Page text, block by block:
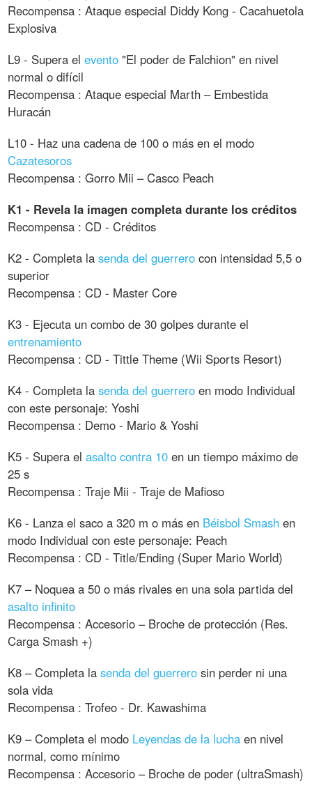
Recompensa : Ataque especial Diddy Kong - Cacahuetola
Explosiva
L9 - Supera elevento "El poder de Falchion" en nivel
normal o difícil
Recompensa : Ataque especial Marth – Embestida
Huracán
L10 - Haz una cadena de 100 o más en el modo
Cazatesoros
Recompensa : Gorro Mii – Casco Peach
K1 - Revela la imagen completa durante los créditos
Recompensa : CD - Créditos
K2 - Completa lasenda del guerrero con intensidad 5,5 o
superior
Recompensa : CD - Master Core
K3 - Ejecuta un combo de 30 golpes durante el
entrenamiento
Recompensa : CD - Tittle Theme (Wii Sports Resort)
K4 - Completa lasenda del guerrero en modo Individual
con este personaje: Yoshi
Recompensa : Demo - Mario & Yoshi
K5 - Supera elasalto contra 10 en un tiempo máximo de
25 s
Recompensa : Traje Mii - Traje de Mafioso
K6 - Lanza el saco a 320 m o más en Béisbol Smash en
modo Individual con este personaje: Peach
Recompensa : CD - Title/Ending (Super Mario World)
K7 – Noquea a 50 o más rivales en una sola partida del
asalto infinito
Recompensa : Accesorio – Broche de protección (Res.
Carga Smash +)
K8 – Completa lasenda del guerrero sin perder ni una
sola vida
Recompensa : Trofeo - Dr. Kawashima
K9 – Completa el modo Leyendas de la lucha en nivel
normal, como mínimo
Recompensa : Accesorio – Broche de poder (ultraSmash)